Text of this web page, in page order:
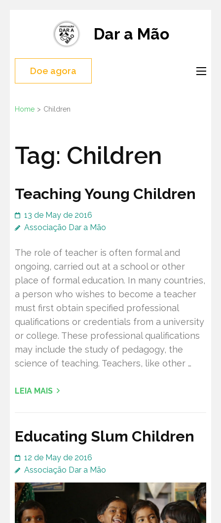
(Press
Enter)
Dar a Mão
Doe agora
Home > Children
Tag: Children
Teaching Young Children
13 de May de 2016
Associação Dar a Mão
The role of teacher is often formal and
ongoing, carried out at a school or other
place of formal education. In many countries,
a person who wishes to become a teacher
must first obtain specified professional
qualifications or credentials from a university
or college. These professional qualifications
may include the study of pedagogy, the
science of teaching. Teachers, like other …
LEIA MAIS
Educating Slum Children
12 de May de 2016
Associação Dar a Mão